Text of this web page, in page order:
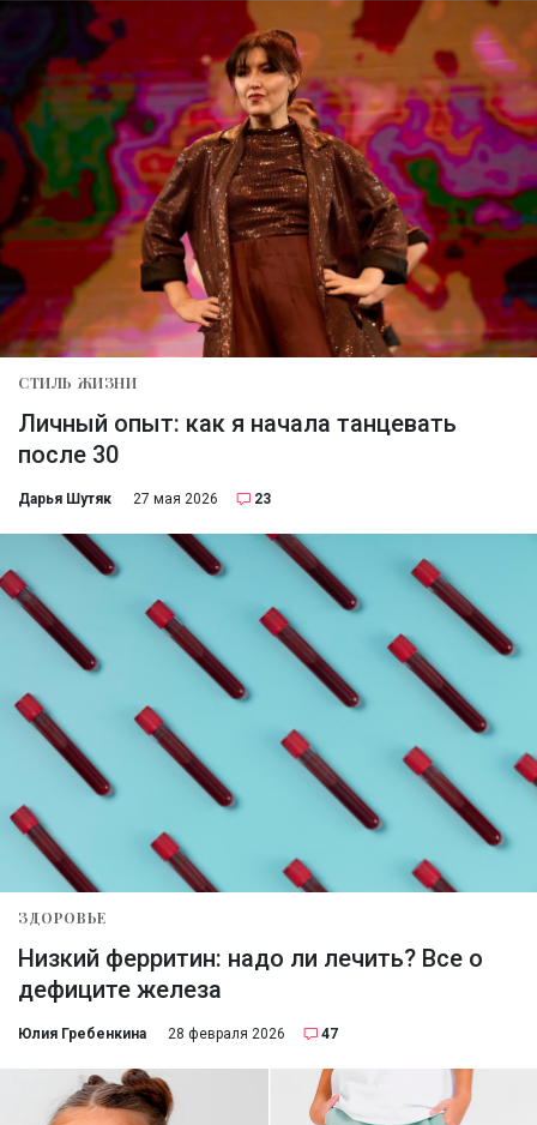
СТИЛЬ ЖИЗНИ
Личный опыт: как я начала танцевать
после 30
Дарья Шутяк 27 мая 2026 23
ЗДОРОВЬЕ
Низкий ферритин: надо ли лечить? Все о
дефиците железа
Юлия Гребенкина 28 февраля 2026 47